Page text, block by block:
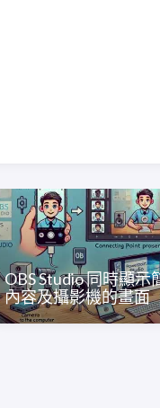
OBS Studio 同時顯示
內容及攝影機的畫面